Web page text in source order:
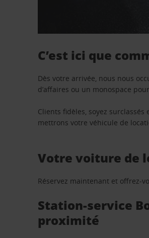
C’est ici que
Dès votre arrivée, nous nous
d’affaires ou un monospace
Clients fidèles, soyez
mettrons votre véhicule de
Votre voiture de
Réservez maintenant et offrez-
Station-service
proximité